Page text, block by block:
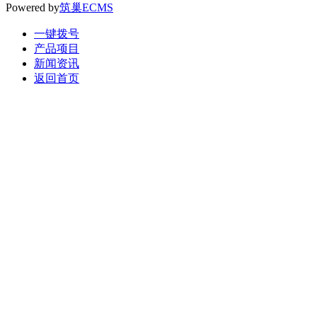
Powered by筑巢ECMS
一键拨号
产品项目
新闻资讯
返回首页